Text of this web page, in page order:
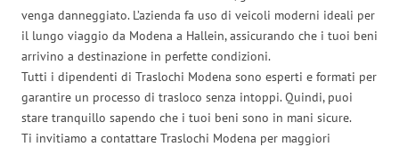
venga danneggiato. L’azienda fa uso di veicoli moderni ideali per
il lungo viaggio da Modena a Hallein, assicurando che i tuoi beni
arrivino a destinazione in perfette condizioni.
Tutti i dipendenti di Traslochi Modena sono esperti e formati per
garantire un processo di trasloco senza intoppi. Quindi, puoi
stare tranquillo sapendo che i tuoi beni sono in mani sicure.
Ti invitiamo a contattare Traslochi Modena per maggiori